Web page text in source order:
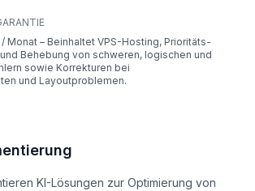
Monat – Beinhaltet VPS-Hosting, Prioritäts-
Behebung von schweren, logischen und
sowie Korrekturen bei
und Layoutproblemen.
KI-Lösungen zur Optimierung von